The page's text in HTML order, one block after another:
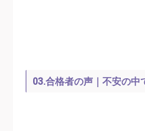
03.合格者の声｜不安の中